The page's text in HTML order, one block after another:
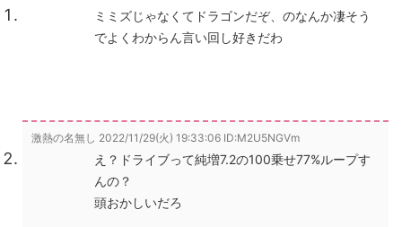
ミミズじゃなくてドラゴンだぞ、のなんか凄そう
でよくわからん言い回し好きだわ
激熱の名無し 2022/11/29(火) 19:33:06 ID:M2U5NGVm
え？ドライブって純増7.2の100乗せ77%ループす
んの？
頭おかしいだろ